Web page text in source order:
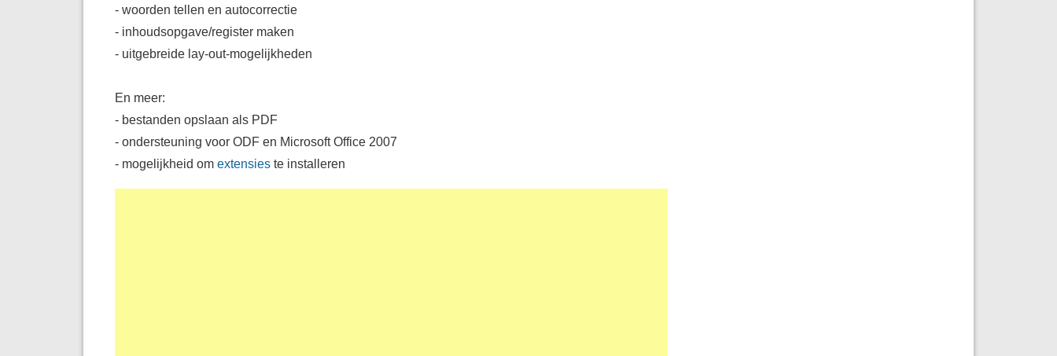
- woorden tellen en autocorrectie
- inhoudsopgave/register maken
- uitgebreide lay-out-mogelijkheden
En meer:
- bestanden opslaan als PDF
- ondersteuning voor ODF en Microsoft Office 2007
- mogelijkheid om extensieste installeren